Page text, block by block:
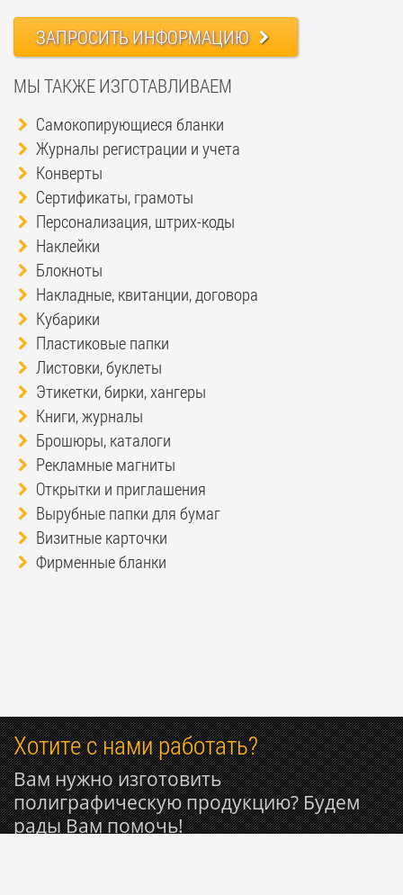
ЗАПРОСИТЬ ИНФОРМАЦИЮ
МЫ ТАКЖЕ ИЗГОТАВЛИВАЕМ
Самокопирующиеся бланки
Журналы регистрации и учета
Конверты
Сертификаты, грамоты
Персонализация, штрих-коды
Наклейки
Блокноты
Накладные, квитанции, договора
Кубарики
Пластиковые папки
Листовки, буклеты
Этикетки, бирки, хангеры
Книги, журналы
Брошюры, каталоги
Рекламные магниты
Открытки и приглашения
Вырубные папки для бумаг
Визитные карточки
Фирменные бланки
Хотите с нами работать?
Вам нужно изготовить
полиграфическую продукцию? Будем
рады Вам помочь!